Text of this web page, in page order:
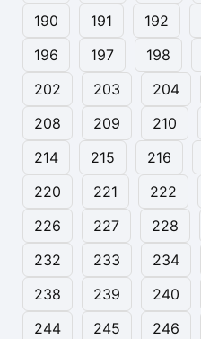
190
191 192
196
197 198
202
203 204
208
209 210
214
215 216
220
221 222
226
227 228
232
233 234
238
239 240
244
245 246